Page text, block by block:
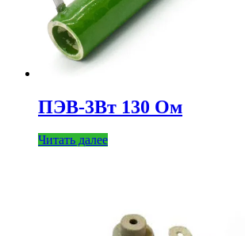
ПЭВ-3Вт 130 Ом
Читать далее